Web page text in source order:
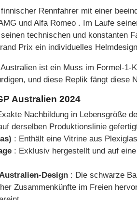
Rennfahrer mit einer
und Alfa Romeo . Im Laufe
technischen und konstanten
Prix ein individuelles
ist ein Muss im Formel-
und diese Replik fängt diese
Australien 2024
Nachbildung in Lebensgröße
derselben Produktionslinie
: Enthält eine Vitrine aus
: Exklusiv hergestellt und auf
Design: Die schwarze
Zusammenkünfte im Freien